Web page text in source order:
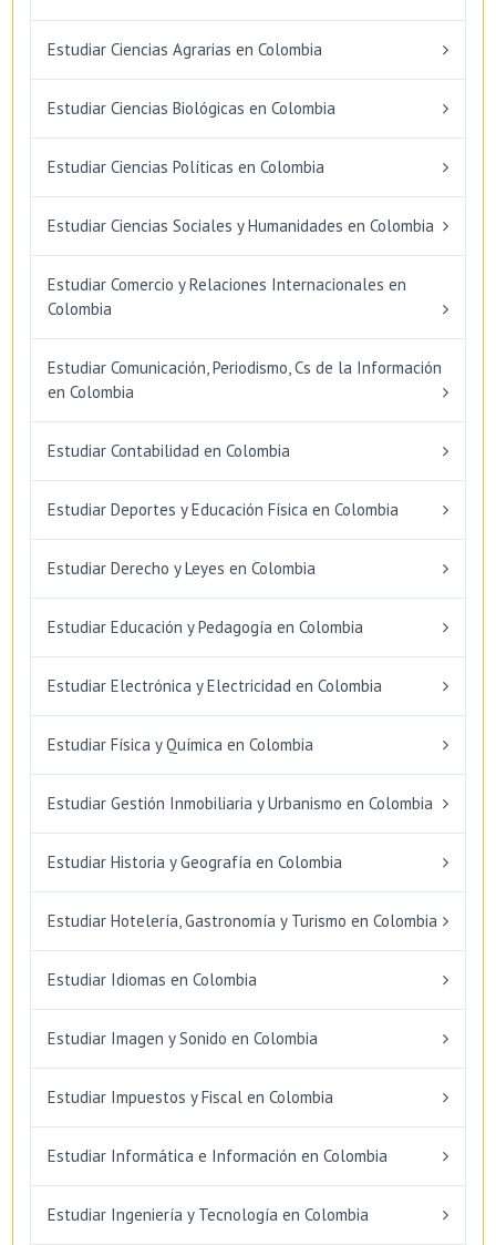
Estudiar Ciencias Agrarias en Colombia
Estudiar Ciencias Biológicas en Colombia
Estudiar Ciencias Políticas en Colombia
Estudiar Ciencias Sociales y Humanidades en Colombia
Estudiar Comercio y Relaciones Internacionales en
Colombia
Estudiar Comunicación, Periodismo, Cs de la Información
en Colombia
Estudiar Contabilidad en Colombia
Estudiar Deportes y Educación Física en Colombia
Estudiar Derecho y Leyes en Colombia
Estudiar Educación y Pedagogía en Colombia
Estudiar Electrónica y Electricidad en Colombia
Estudiar Física y Química en Colombia
Estudiar Gestión Inmobiliaria y Urbanismo en Colombia
Estudiar Historia y Geografía en Colombia
Estudiar Hotelería, Gastronomía y Turismo en Colombia
Estudiar Idiomas en Colombia
Estudiar Imagen y Sonido en Colombia
Estudiar Impuestos y Fiscal en Colombia
Estudiar Informática e Información en Colombia
Estudiar Ingeniería y Tecnología en Colombia